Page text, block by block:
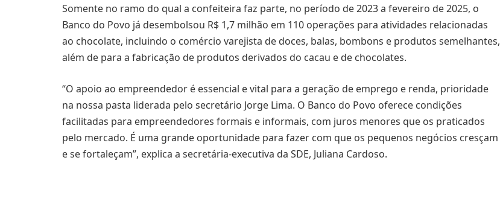
Somente no ramo do qual a confeiteira faz parte, no período de 2023 a fevereiro de 2025, o
Banco do Povo já desembolsou R$ 1,7 milhão em 110 operações para atividades relacionadas
ao chocolate, incluindo o comércio varejista de doces, balas, bombons e produtos semelhantes,
além de para a fabricação de produtos derivados do cacau e de chocolates.
“O apoio ao empreendedor é essencial e vital para a geração de emprego e renda, prioridade
na nossa pasta liderada pelo secretário Jorge Lima. O Banco do Povo oferece condições
facilitadas para empreendedores formais e informais, com juros menores que os praticados
pelo mercado. É uma grande oportunidade para fazer com que os pequenos negócios cresçam
e se fortaleçam”, explica a secretária-executiva da SDE, Juliana Cardoso.